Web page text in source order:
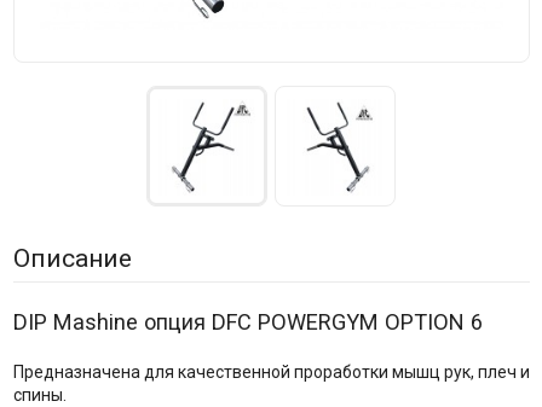
Описание
DIP Mashine опция DFC POWERGYM OPTION 6
Предназначена для качественной проработки мышц рук, плеч и
спины.